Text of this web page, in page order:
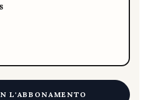
L'ABBONAMENTO